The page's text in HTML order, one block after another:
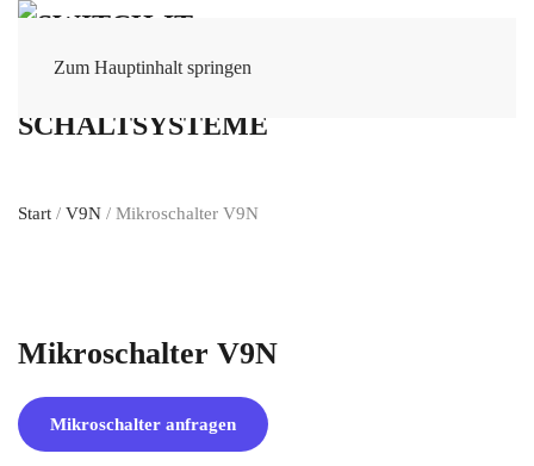
Zum Hauptinhalt springen
Start / V9N / Mikroschalter V9N
Mikroschalter V9N
Mikroschalter anfragen